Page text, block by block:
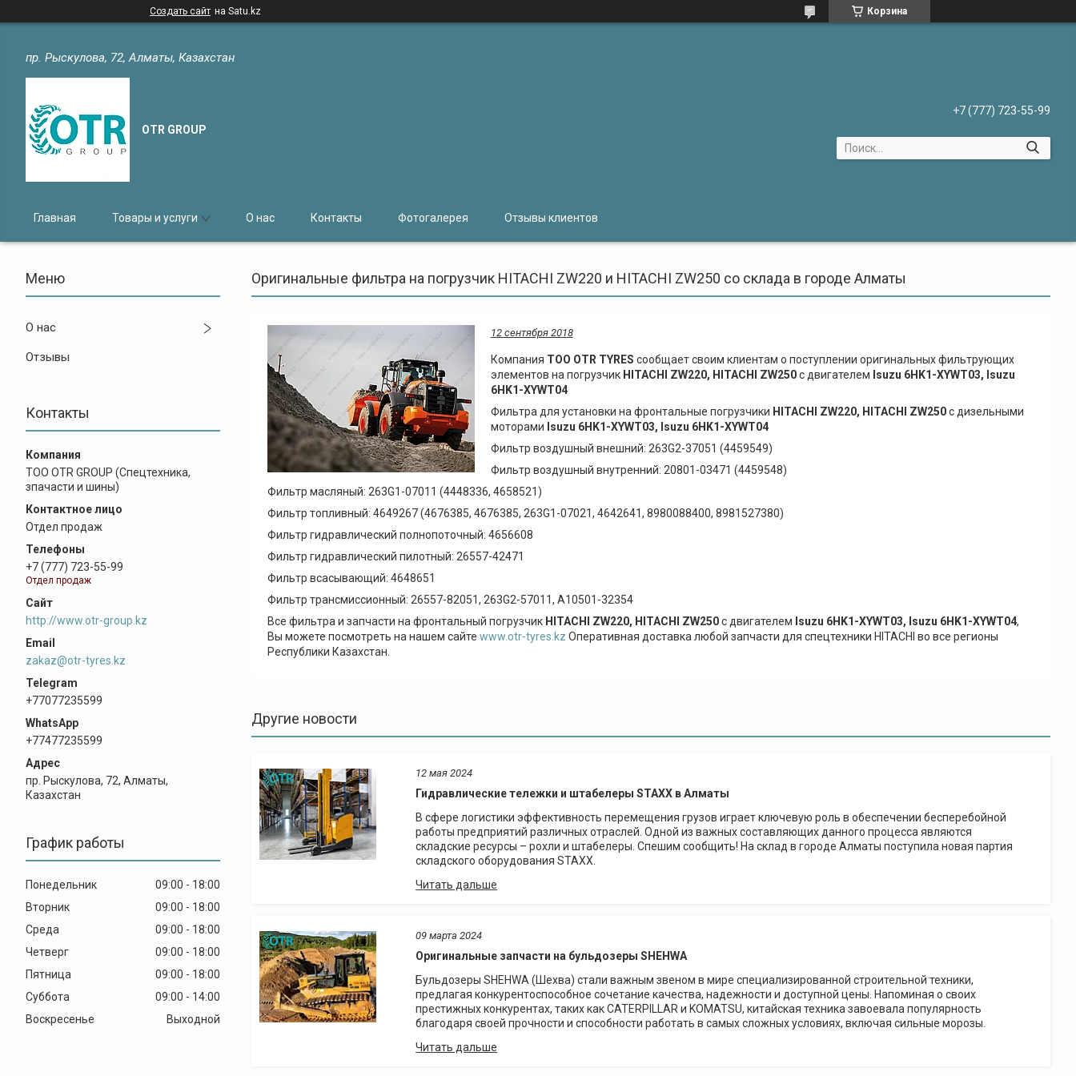
Создать сайт на Satu.kz Корзина
пр. Рыскулова, 72, Алматы, Казахстан
OTR GROUP
+7 (777) 723-55-99
Главная Товары и услуги О нас Контакты Фотогалерея Отзывы клиентов
О нас
Отзывы
Контакты
ТОО OTR GROUP (Спецтехника,
зпачасти и шины)
Отдел продаж
+7 (777) 723-55-99
Отдел продаж
http://www.otr-group.kz
zakaz@otr-tyres.kz
+77077235599
+77477235599
пр. Рыскулова, 72, Алматы,
Казахстан
График работы
Понедельник 09:00
18:00
Вторник
09:00
18:00
Среда
09:00
18:00
Четверг
09:00
18:00
Пятница
09:00
18:00
Суббота
09:00
14:00
Воскресенье
Выходной
Оригинальные фильтра на погрузчик HITACHI ZW220 и HITACHI ZW250 со склада в городе Алматы
12 сентября 2018
Компания ТОО OTR TYRES сообщает своим клиентам о поступлении оригинальных фильтрующих
элементов на погрузчик HITACHI ZW220, HITACHI ZW250с двигателем Isuzu 6HK1-XYWT03, Isuzu
6HK1-XYWT04
Фильтра для установки на фронтальные погрузчики HITACHI ZW220, HITACHI ZW250с дизельными
моторами Isuzu 6HK1-XYWT03, Isuzu 6HK1-XYWT04
Фильтр воздушный внешний: 263G2-37051 (4459549)
Фильтр воздушный внутренний: 20801-03471 (4459548)
Фильтр масляный: 263G1-07011 (4448336, 4658521)
Фильтр топливный: 4649267 (4676385, 4676385, 263G1-07021, 4642641, 8980088400, 8981527380)
Фильтр гидравлический полнопоточный: 4656608
Фильтр гидравлический пилотный: 26557-42471
Фильтр всасывающий: 4648651
Фильтр трансмиссионный: 26557-82051, 263G2-57011, A10501-32354
Все фильтра и запчасти на фронтальный погрузчик HITACHI ZW220, HITACHI ZW250с двигателем Isuzu 6HK1-XYWT03, Isuzu 6HK1-XYWT04,
Вы можете посмотреть на нашем сайте www.otr-tyres.kz Оперативная доставка любой запчасти для спецтехники HITACHI во все регионы
Республики Казахстан.
Другие новости
12 мая 2024
Гидравлические тележки и штабелеры STAXX в Алматы
В сфере логистики эффективность перемещения грузов играет ключевую роль в обеспечении бесперебойной
работы предприятий различных отраслей. Одной из важных составляющих данного процесса являются
складские ресурсы – рохли и штабелеры. Спешим сообщить! На склад в городе Алматы поступила новая партия
складского оборудования STAXX.
09 марта 2024
Оригинальные запчасти на бульдозеры SHEHWA
Бульдозеры SHEHWA (Шехва) стали важным звеном в мире специализированной строительной техники,
предлагая конкурентоспособное сочетание качества, надежности и доступной цены. Напоминая о своих
престижных конкурентах, таких как CATERPILLAR и KOMATSU, китайская техника завоевала популярность
благодаря своей прочности и способности работать в самых сложных условиях, включая сильные морозы.